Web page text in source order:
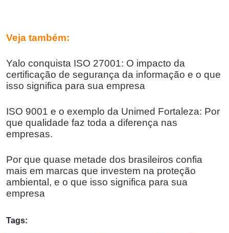
Veja também:
Yalo conquista ISO 27001: O impacto da
certificação de segurança da informação e o que
isso significa para sua empresa
ISO 9001 e o exemplo da Unimed Fortaleza: Por
que qualidade faz toda a diferença nas
empresas.
Por que quase metade dos brasileiros confia
mais em marcas que investem na proteção
ambiental, e o que isso significa para sua
empresa
Tags: